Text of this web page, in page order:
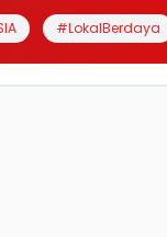
#LokalBerdaya